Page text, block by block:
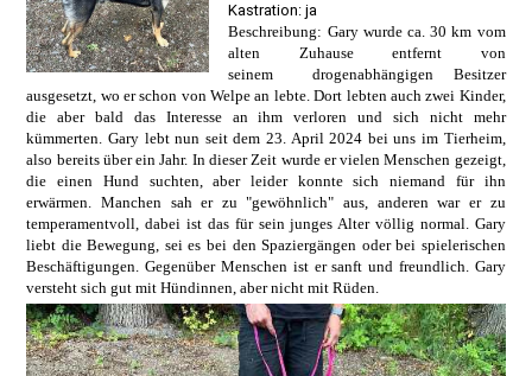
Kastration: ja
Beschreibung: Gary wurde ca. 30 km vom
alten Zuhause entfernt von
seinem drogenabhängigen Besitzer
ausgesetzt, wo er schon von Welpe an lebte. Dort lebten auch zwei Kinder,
die aber bald das Interesse an ihm verloren und sich nicht mehr
kümmerten. Gary lebt nun seit dem 23. April 2024 bei uns im Tierheim,
also bereits über ein Jahr. In dieser Zeit wurde er vielen Menschen gezeigt,
die einen Hund suchten, aber leider konnte sich niemand für ihn
erwärmen. Manchen sah er zu "gewöhnlich" aus, anderen war er zu
temperamentvoll, dabei ist das für sein junges Alter völlig normal. Gary
liebt die Bewegung, sei es bei den Spaziergängen oder bei spielerischen
Beschäftigungen. Gegenüber Menschen ist er sanft und freundlich. Gary
versteht sich gut mit Hündinnen, aber nicht mit Rüden.